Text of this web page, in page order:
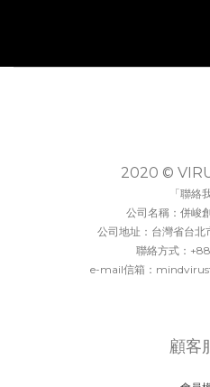
2020 ©
「聯絡
公司名稱：併峻
公司地址：台灣省台
聯絡方式：
e-mail信箱：
顧客